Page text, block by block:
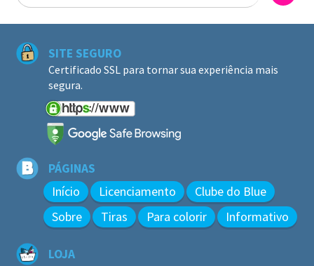
SITE SEGURO
Certificado SSL para tornar sua experiência mais
segura.
PÁGINAS
Início Licenciamento
Clube do Blue
Sobre
Tiras Para colorir Informativo
LOJA